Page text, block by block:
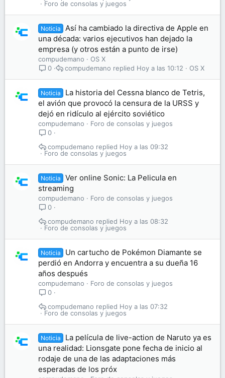
Foro de consolas y juegos
Noticia
Así ha cambiado la directiva de Apple en
una década: varios ejecutivos han dejado la
empresa (y otros están a punto de irse)
compudemano
OS X
0
OS X
Hoy a las 10:12
compudemano
Noticia
La historia del Cessna blanco de Tetris,
el avión que provocó la censura de la URSS y
dejó en ridículo al ejército soviético
compudemano
Foro de consolas y juegos
0
Foro de consolas y juegos
Hoy a las 09:32
compudemano
Noticia
Ver online Sonic: La Pelicula en
streaming
compudemano
Foro de consolas y juegos
0
Foro de consolas y juegos
Hoy a las 08:32
compudemano
Noticia
Un cartucho de Pokémon Diamante se
perdió en Andorra y encuentra a su dueña 16
años después
compudemano
Foro de consolas y juegos
0
Foro de consolas y juegos
Hoy a las 07:32
compudemano
Noticia
La película de live-action de Naruto ya es
una realidad: Lionsgate pone fecha de inicio al
rodaje de una de las adaptaciones más
esperadas de los próx